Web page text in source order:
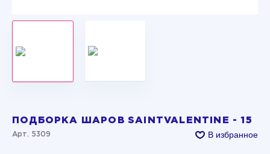
ПОДБОРКА ШАРОВ SAINTVALENTINE - 15
Арт. 5309 В избранное